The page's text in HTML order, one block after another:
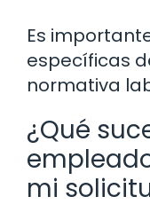
Es
específicas
normativa
¿Qué
mi